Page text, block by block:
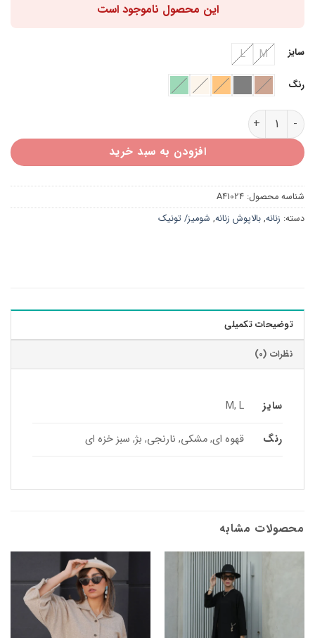
این محصول ناموجود است
سایز M
L
رنگ
شومیز دیبا تک جیب A41024 عدد
افزودن به سبد خرید
شناسه محصول: A41024
دسته: زنانه, بالاپوش زنانه, شومیز/ تونیک
توضیحات تکمیلی
نظرات (0)
سایز M, L
رنگ قهوه ای, مشکی, نارنجی, بژ, سبز خزه ای
محصولات مشابه